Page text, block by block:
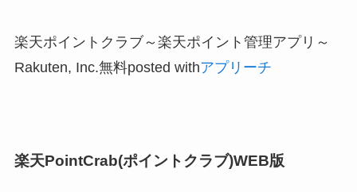
楽天ポイントクラブ～楽天ポイント管理アプリ～
Rakuten, Inc.無料posted withアプリーチ
楽天PointCrab(ポイントクラブ)WEB版